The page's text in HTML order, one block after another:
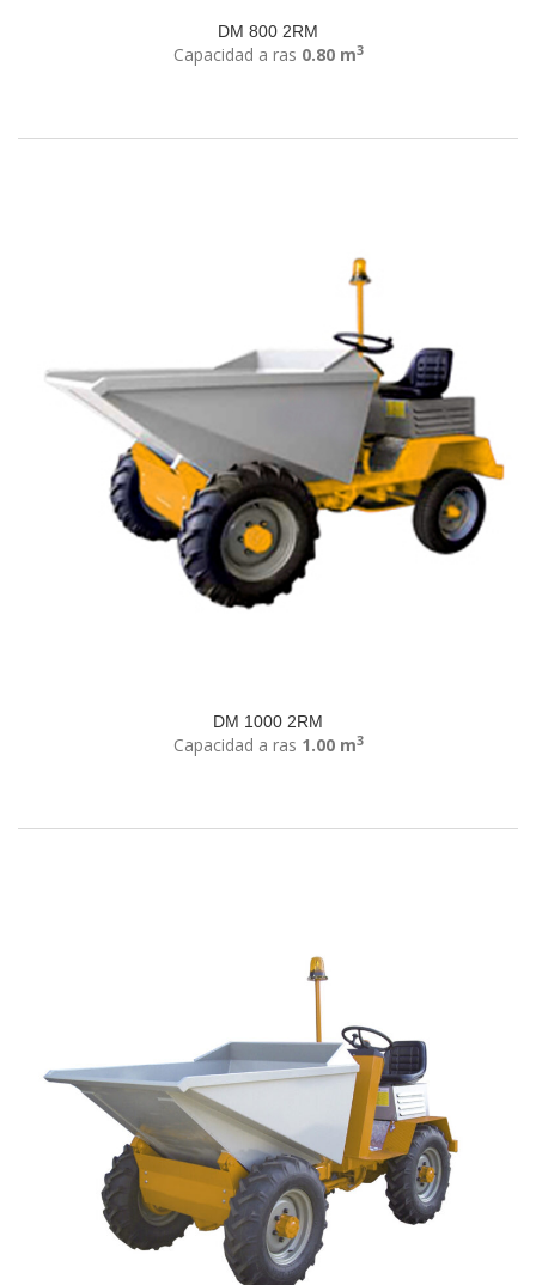
DM 800 2RM
Capacidad a ras 0.80 m3
DM 1000 2RM
Capacidad a ras 1.00 m3